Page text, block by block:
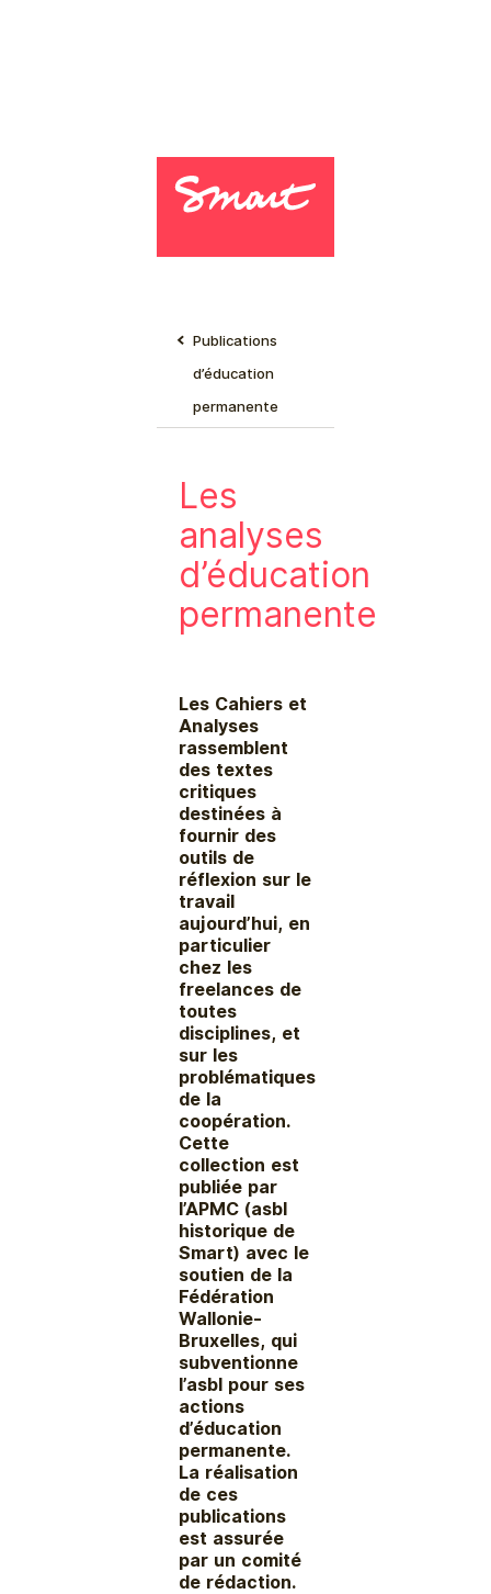
Publications
d’éducation
permanente
Les
analyses
d’éducation
permanente
Les Cahiers et
Analyses
rassemblent
des textes
critiques
destinées à
fournir des
outils de
réflexion sur le
travail
aujourd’hui, en
particulier
chez les
freelances de
toutes
disciplines, et
sur les
problématiques
de la
coopération.
Cette
collection est
publiée par
l’APMC (asbl
historique de
Smart) avec le
soutien de la
Fédération
Wallonie-
Bruxelles, qui
subventionne
l’asbl pour ses
actions
d’éducation
permanente.
La réalisation
de ces
publications
est assurée
par un comité
de rédaction.